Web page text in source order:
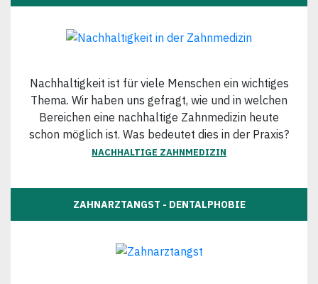
Nachhaltigkeit ist für viele Menschen ein wichtiges
Thema. Wir haben uns gefragt, wie und in welchen
Bereichen eine nachhaltige Zahnmedizin heute
schon möglich ist. Was bedeutet dies in der Praxis?
NACHHALTIGE ZAHNMEDIZIN
ZAHNARZTANGST - DENTALPHOBIE